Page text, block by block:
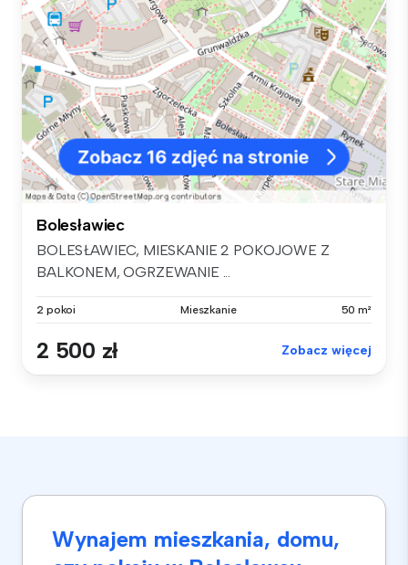
Bolesławiec
BOLESŁAWIEC, MIESKANIE 2 POKOJOWE Z
BALKONEM, OGRZEWANIE ...
2 pokoi Mieszkanie 50 m²
2 500 zł Zobacz więcej
Wynajem mieszkania, domu,